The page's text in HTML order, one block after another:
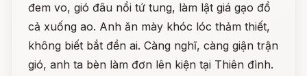
đem vo, gió đâu nổi tứ tung, làm lật giá gạo đổ
cả xuống ao. Anh ăn mày khóc lóc thảm thiết,
không biết bắt đền ai. Càng nghĩ, càng giận trận
gió, anh ta bèn làm đơn lên kiện tại Thiên đình.